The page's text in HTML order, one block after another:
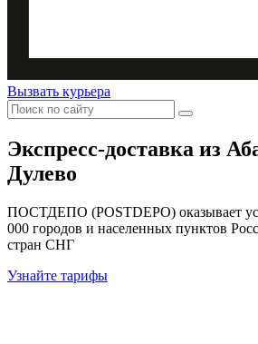
Вызвать курьера
Экспресс-доставка из
Дулево
ПОСТДЕПО (POSTDEPO) оказывает
000 городов и населенных пунктов
стран СНГ
Узнайте тарифы